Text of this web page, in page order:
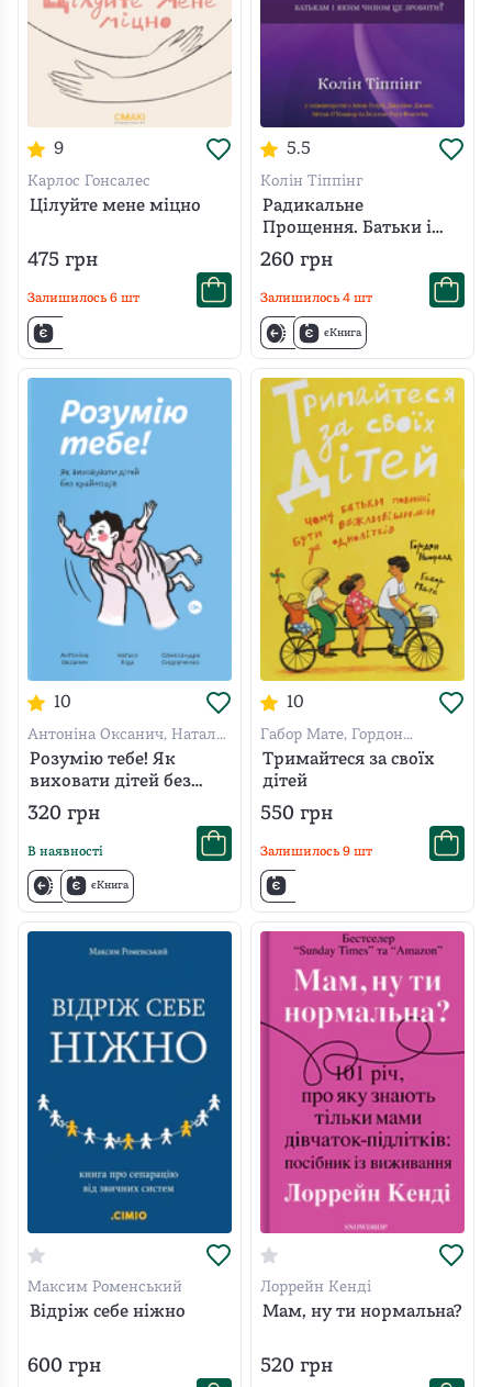
9
Карлос Гонсалес
Цілуйте мене міцно
475 грн
Залишилось 6 шт
5.5
Колін Тіппінг
Радикальне
Прощення. Батьки і
діти
260 грн
Залишилось 4 шт
єКнига
10
Антоніна Оксанич, Наталя
Біда, Олександра
Сидорченко
Розумію тебе! Як
виховати дітей без
крайнощів
320 грн
В наявності
єКнига
10
Габор Мате, Гордон
Ньюфелд
Тримайтеся за своїх
дітей
550 грн
Залишилось 9 шт
Максим Роменський
Відріж себе ніжно
600 грн
Лоррейн Кенді
Мам, ну ти нормальна?
520 грн